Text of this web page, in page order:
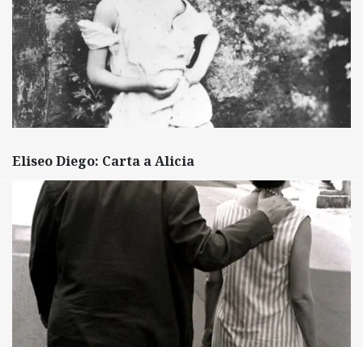
Eliseo Diego: Carta a Alicia